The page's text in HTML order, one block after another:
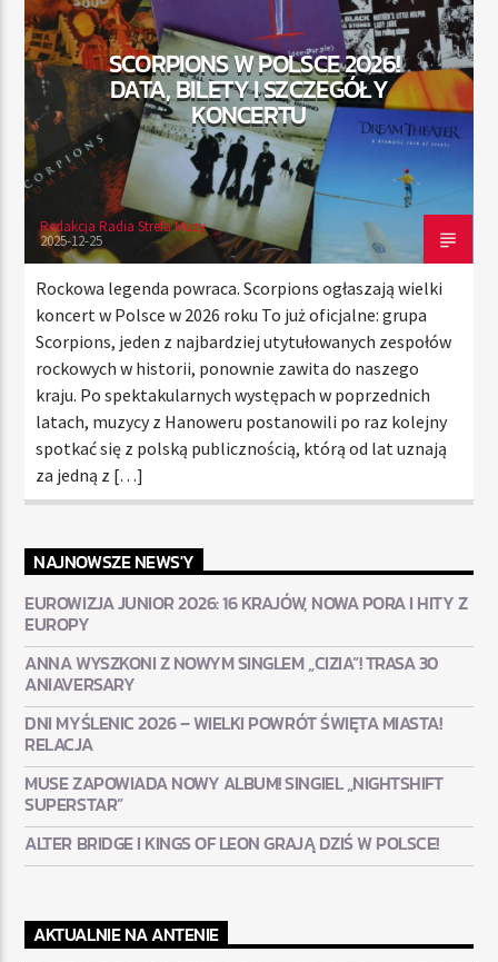
TERAZ
RADIO STREFA MUZY
00:00 24:00
SCORPIONS W POLSCE 2026!
DATA, BILETY I SZCZEGÓŁY
KONCERTU
Redakcja Radia Strefa Muzy
2025-12-25
Rockowa legenda powraca. Scorpions ogłaszają wielki
koncert w Polsce w 2026 roku To już oficjalne: grupa
Scorpions, jeden z najbardziej utytułowanych zespołów
rockowych w historii, ponownie zawita do naszego
kraju. Po spektakularnych występach w poprzednich
latach, muzycy z Hanoweru postanowili po raz kolejny
spotkać się z polską publicznością, którą od lat uznają
za jedną z […]
NAJNOWSZE NEWS'Y
EUROWIZJA JUNIOR 2026: 16 KRAJÓW, NOWA PORA I HITY Z
EUROPY
ANNA WYSZKONI Z NOWYM SINGLEM „CIZIA”! TRASA 30
ANIAVERSARY
DNI MYŚLENIC 2026 – WIELKI POWRÓT ŚWIĘTA MIASTA!
RELACJA
MUSE ZAPOWIADA NOWY ALBUM! SINGIEL „NIGHTSHIFT
SUPERSTAR”
ALTER BRIDGE I KINGS OF LEON GRAJĄ DZIŚ W POLSCE!
AKTUALNIE NA ANTENIE